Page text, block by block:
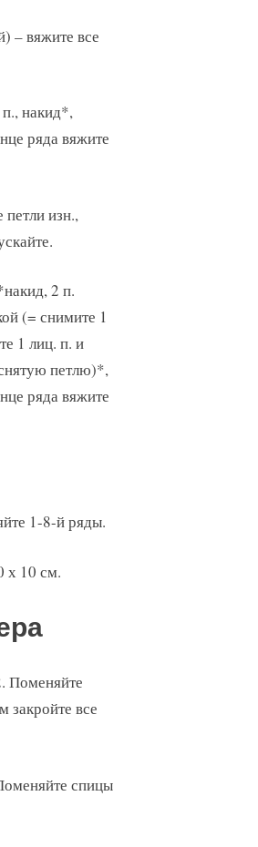
– вяжите все
накид*,
ряда вяжите
изн.,
2 п.
(= снимите 1
1 лиц. п. и
петлю)*,
ряда вяжите
1-8-й ряды.
х 10 см.
Поменяйте
все
спицы